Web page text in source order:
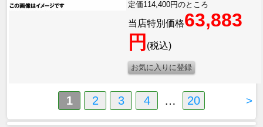
定価114,400円のところ
当店特別価格63,883
円 (税込)
>
1 2 3 4 … 20